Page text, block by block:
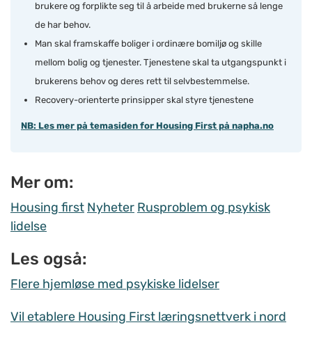
brukere og forplikte seg til å arbeide med brukerne så lenge
de har behov.
Man skal framskaffe boliger i ordinære bomiljø og skille
mellom bolig og tjenester. Tjenestene skal ta utgangspunkt i
brukerens behov og deres rett til selvbestemmelse.
Recovery-orienterte prinsipper skal styre tjenestene
NB: Les mer på temasiden for Housing First på napha.no
Mer om:
Housing first Nyheter Rusproblem og psykisk
lidelse
Les også:
Flere hjemløse med psykiske lidelser
Vil etablere Housing First læringsnettverk i nord